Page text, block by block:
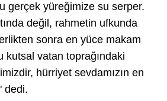
gerçek yüreğimize su serper.
değil, rahmetin ufkunda
sonra en yüce makam
kutsal vatan toprağındaki
hürriyet sevdamızın en
dedi.